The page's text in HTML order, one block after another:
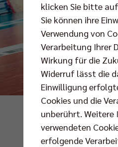
Foto:
klicken Sie bitte
Sie können ihre
Verwendung von
Verarbeitung Ihrer
Wirkung für die
Widerruf lässt die
Einwilligung
Cookies und die
unberührt.
verwendeten
erfolgende